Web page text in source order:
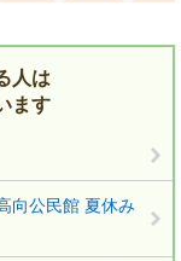
人は
ます
向公民館 夏休み